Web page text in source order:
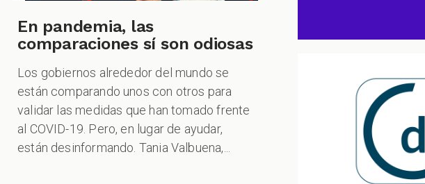
En pandemia, las
comparaciones sí son odiosas
Los gobiernos alrededor del mundo se
están comparando unos con otros para
validar las medidas que han tomado frente
al COVID-19. Pero, en lugar de ayudar,
están desinformando. Tania Valbuena,...